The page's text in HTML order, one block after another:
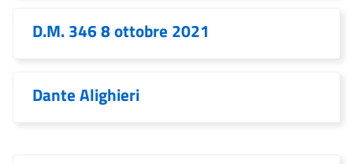
D.M. 346 8 ottobre 2021
Dante Alighieri